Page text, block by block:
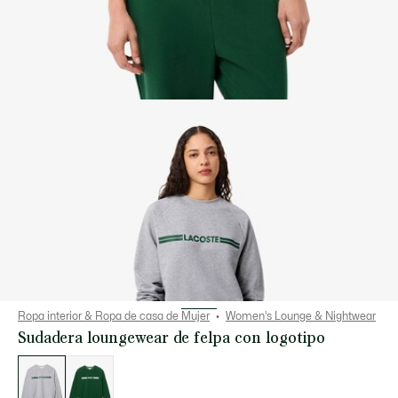
Ropa interior & Ropa de casa de Mujer Women's Lounge & Nightwear
Sudadera loungewear de felpa con logotipo
de
variaciones